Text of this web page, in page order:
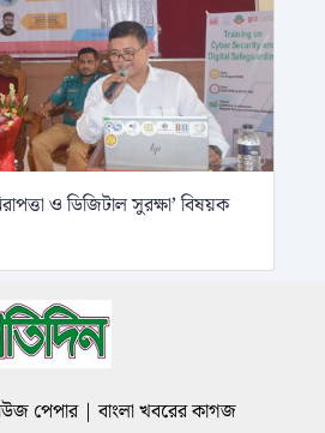
ও ডিজিটাল সুরক্ষা’ বিষয়ক
পেপার | বাংলা খবরের কাগজ